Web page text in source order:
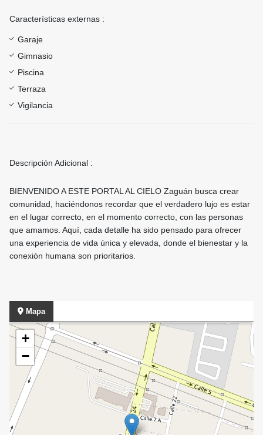
Características externas :
Garaje
Gimnasio
Piscina
Terraza
Vigilancia
Descripción Adicional :
BIENVENIDO A ESTE PORTAL AL CIELO Zaguán busca crear
comunidad, haciéndonos recordar que el verdadero lujo es estar
en el lugar correcto, en el momento correcto, con las personas
que amamos. Aquí, cada detalle ha sido pensado para ofrecer
una experiencia de vida única y elevada, donde el bienestar y la
conexión humana son prioritarios.
Mapa
+
−